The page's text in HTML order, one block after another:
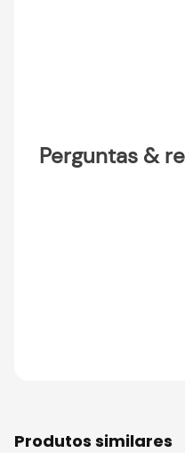
Perguntas &
produtos similares